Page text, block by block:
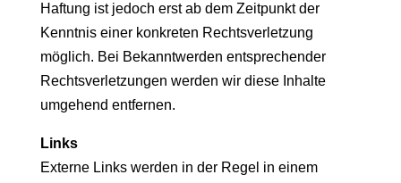
Haftung ist jedoch erst ab dem Zeitpunkt der
Kenntnis einer konkreten Rechtsverletzung
möglich. Bei Bekanntwerden entsprechender
Rechtsverletzungen werden wir diese Inhalte
umgehend entfernen.
Links
Externe Links werden in der Regel in einem